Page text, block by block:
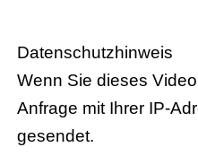
Datenschutzhinweis
Wenn Sie dieses
Anfrage mit Ihrer IP-
gesendet.